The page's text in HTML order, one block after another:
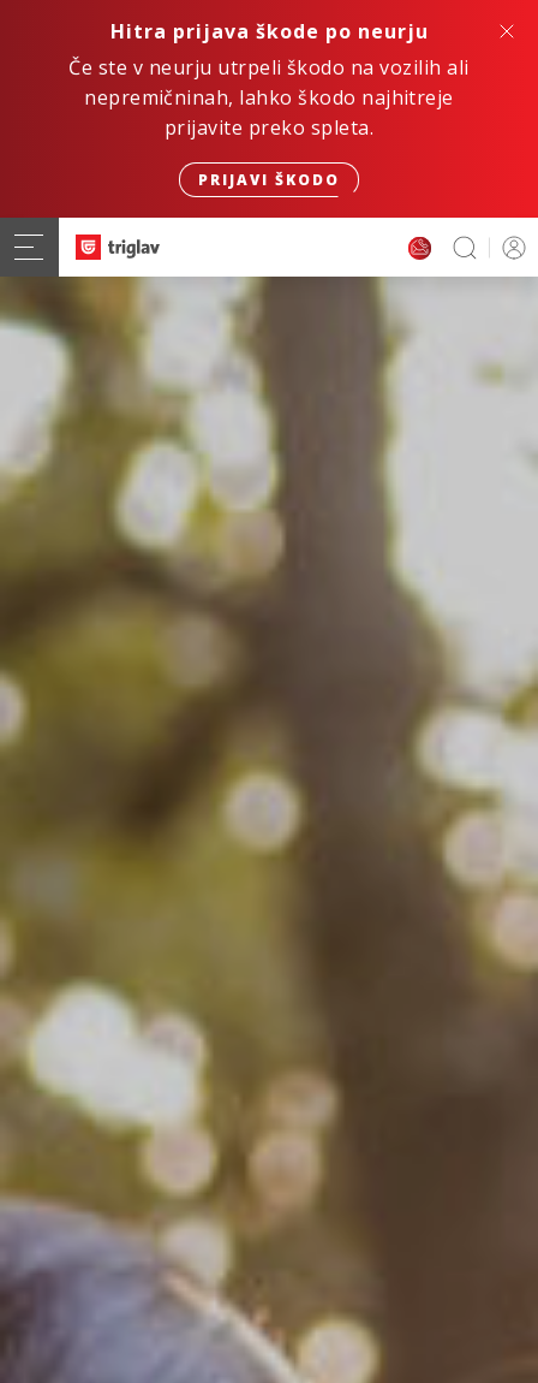
Hitra prijava škode po neurju
Če ste v neurju utrpeli škodo na vozilih ali
nepremičninah, lahko škodo najhitreje
prijavite preko spleta.
PRIJAVI ŠKODO